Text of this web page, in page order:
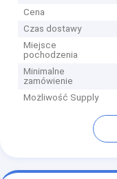
Cena
Czas dostawy
Miejsce
pochodzenia
Minimalne
zamówienie
Możliwość Supply